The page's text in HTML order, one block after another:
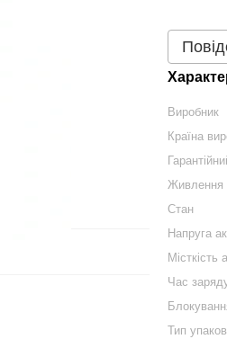
Виробник
Країна
Живлення
Стан
Напруга
Час
Тип